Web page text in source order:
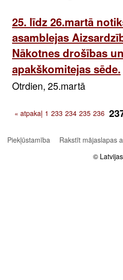
25. līdz 26.martā
asamblejas
Nākotnes drošības
apakškomitejas sēde.
Otrdien, 25.martā
« atpakaļ 1 233 234 235 236
Piekļūstamība
Rakstīt mājaslapas
©